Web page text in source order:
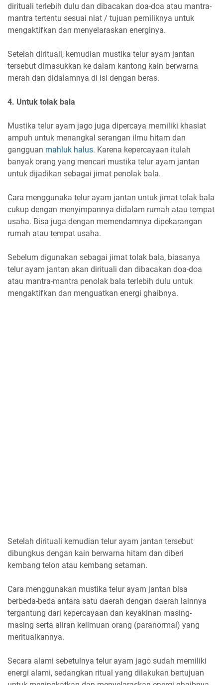
dirituali terlebih dulu dan dibacakan doa-doa atau mantra-
mantra tertentu sesuai niat / tujuan pemiliknya untuk
mengaktifkan dan menyelaraskan energinya.
Setelah dirituali, kemudian mustika telur ayam jantan
tersebut dimasukkan ke dalam kantong kain berwarna
merah dan didalamnya di isi dengan beras.
4. Untuk tolak bala
Mustika telur ayam jago juga dipercaya memiliki khasiat
ampuh untuk menangkal serangan ilmu hitam dan
gangguan mahluk halus. Karena kepercayaan itulah
banyak orang yang mencari mustika telur ayam jantan
untuk dijadikan sebagai jimat penolak bala.
Cara menggunaka telur ayam jantan untuk jimat tolak bala
cukup dengan menyimpannya didalam rumah atau tempat
usaha. Bisa juga dengan memendamnya dipekarangan
rumah atau tempat usaha.
Sebelum digunakan sebagai jimat tolak bala, biasanya
telur ayam jantan akan dirituali dan dibacakan doa-doa
atau mantra-mantra penolak bala terlebih dulu untuk
mengaktifkan dan menguatkan energi ghaibnya.
Setelah dirituali kemudian telur ayam jantan tersebut
dibungkus dengan kain berwarna hitam dan diberi
kembang telon atau kembang setaman.
Cara menggunakan mustika telur ayam jantan bisa
berbeda-beda antara satu daerah dengan daerah lainnya
tergantung dari kepercayaan dan keyakinan masing-
masing serta aliran keilmuan orang (paranormal) yang
meritualkannya.
Secara alami sebetulnya telur ayam jago sudah memiliki
energi alami, sedangkan ritual yang dilakukan bertujuan